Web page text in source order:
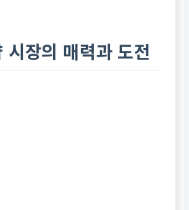
시장의 매력과 도전